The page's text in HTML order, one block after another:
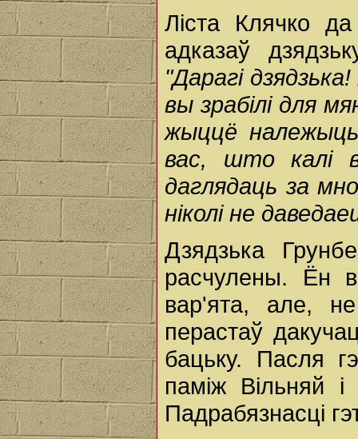
Ліста Клячко
адказаў
"Дарагі
вы зрабілі для
жыццё
вас, што калі
даглядаць за
ніколі не
Дзядзька
расчулены. Ён
вар'ята, але,
перастаў
бацьку. Пасля
паміж Вільняй
Падрабязнасці